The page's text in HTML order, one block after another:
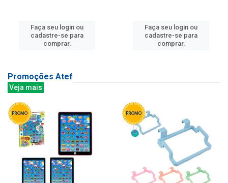
Faça seu login ou
cadastre-se para
comprar.
Faça seu login ou
cadastre-se para
comprar.
Promoções Atef
Veja mais